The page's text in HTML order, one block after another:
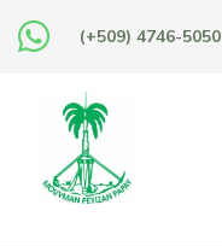
(+509) 4746-5050